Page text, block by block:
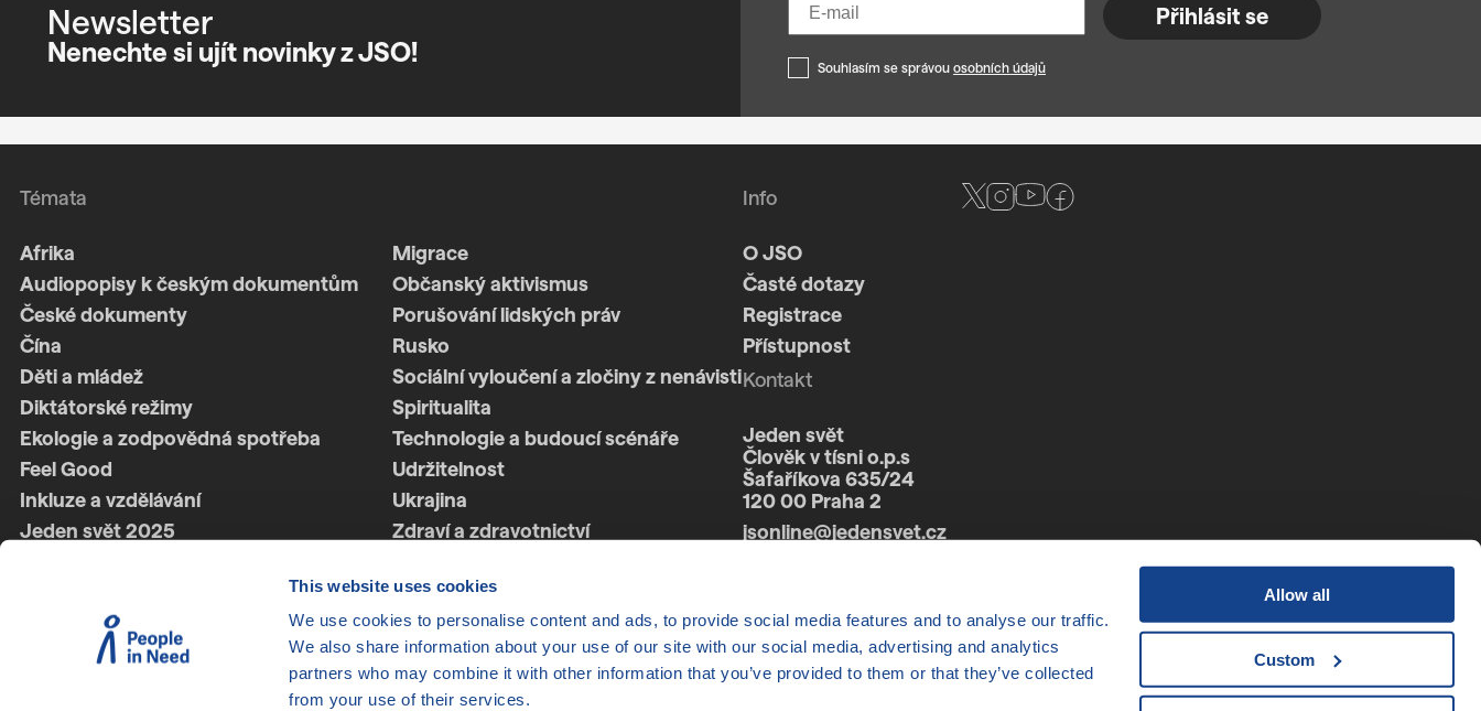
This website uses cookies
We use cookies to personalise content and ads, to provide social media features and to analyse our traffic.
We also share information about your use of our site with our social media, advertising and analytics
partners who may combine it with other information that you’ve provided to them or that they’ve collected
from your use of their services.
Allow all
Custom
Newsletter
Nenechte si ujít novinky z JSO!
Přihlásit se
Souhlasím se správou osobních údajů
Témata
Afrika
Migrace
Audiopopisy k českým dokumentům
Občanský aktivismus
České dokumenty
Porušování lidských práv
Čína
Rusko
Děti a mládež
Sociální vyloučení a zločiny z nenávisti
Diktátorské režimy
Spiritualita
Ekologie a zodpovědná spotřeba
Technologie a budoucí scénáře
Feel Good
Udržitelnost
Inkluze a vzdělávání
Ukrajina
Jeden svět 2025
Zdraví a zdravotnictví
Životní styl
Info
O JSO
Časté dotazy
Registrace
Přístupnost
Kontakt
Jeden svět
Člověk v tísni o.p.s
Šafaříkova 635/24
120 00 Praha 2
jsonline@jedensvet.cz